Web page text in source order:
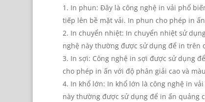
In phun: Đây là công nghệ in vải phổ
tiếp lên bề mặt vải. In phun cho phép in
In chuyển nhiệt: In chuyển nhiệt sử
nghệ này thường được sử dụng để in trên
In sợi: Công nghệ in sợi được sử dụng
cho phép in ấn với độ phân giải cao và
In khổ lớn: In khổ lớn là công nghệ in
này thường được sử dụng để in ấn quảng